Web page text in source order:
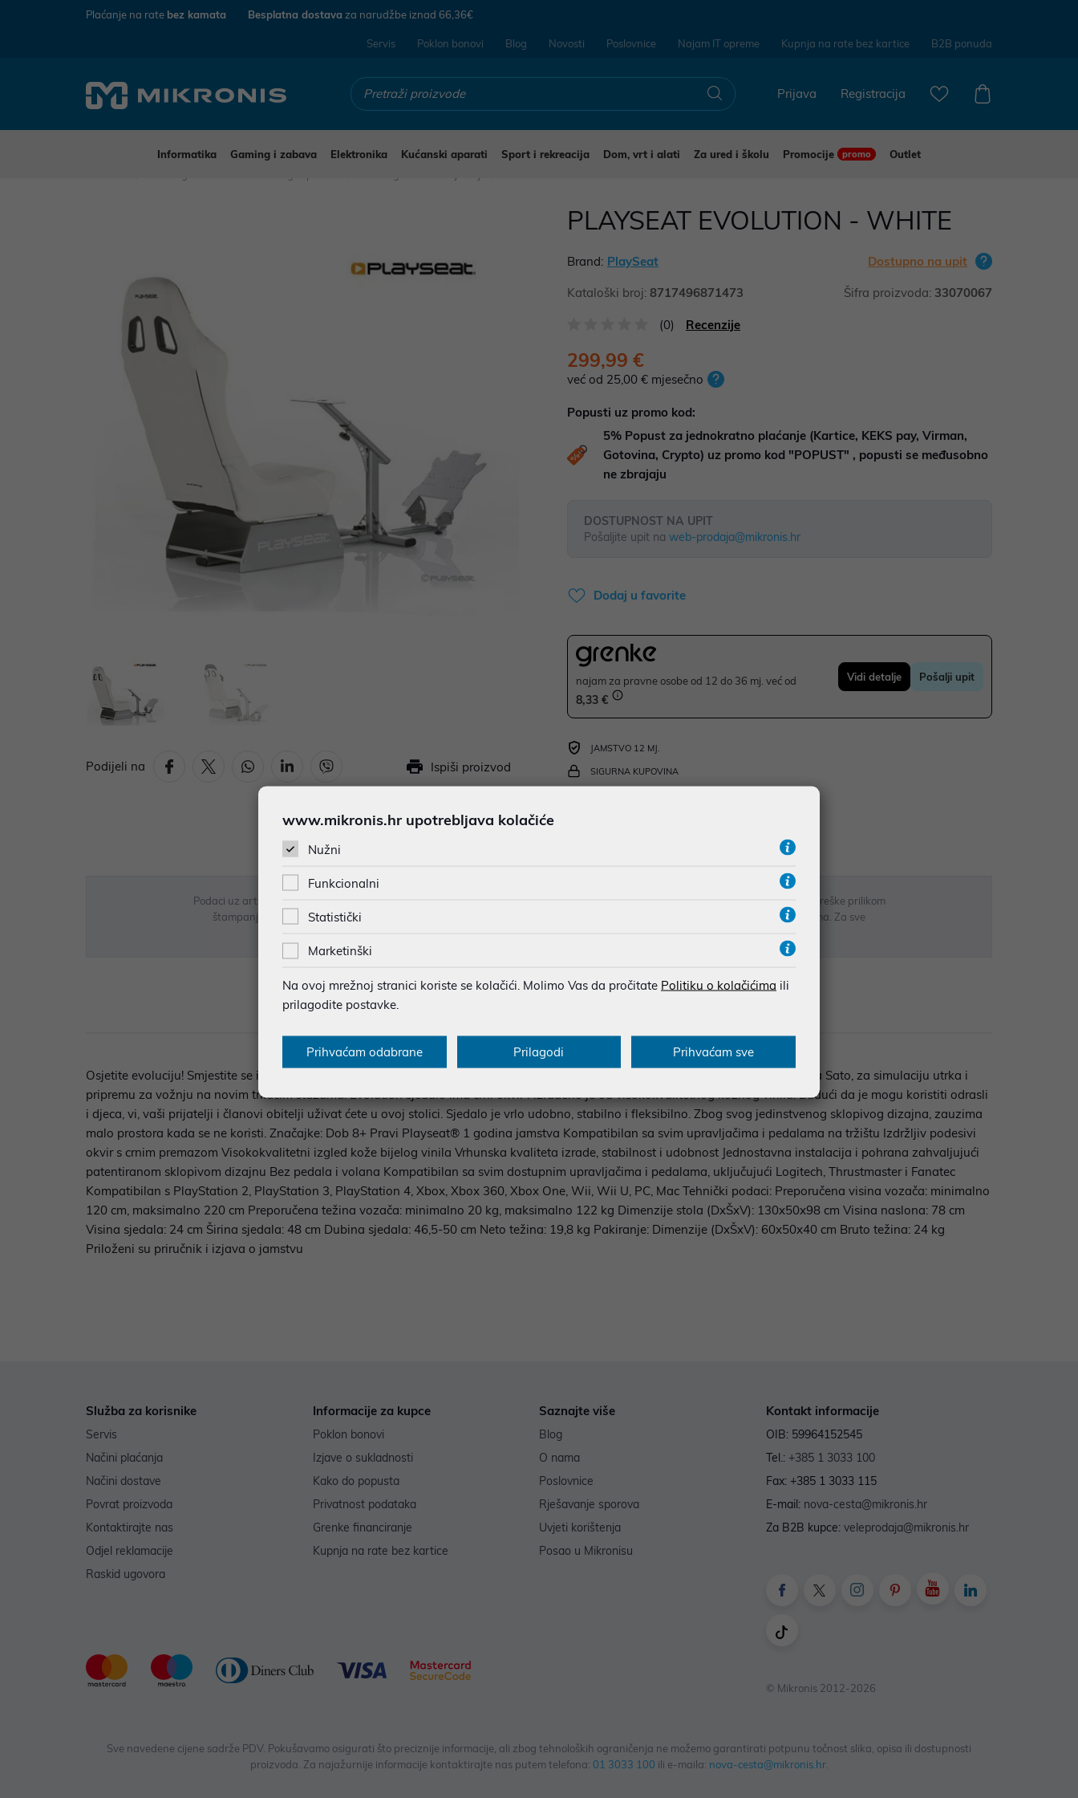
Plaćanje na rate bez kamata Besplatna dostava za narudžbe iznad 66,36€
Servis Poklon bonovi Blog Novosti Poslovnice Najam IT opreme Kupnja na rate bez kartice B2B ponuda
Registracija
Prijava
Informatika Gaming i zabava Elektronika Kućanski aparati Sport i rekreacija Dom, vrt i alati Za ured i školu Promocije promo
Outlet
Podijeli na Ispiši proizvod
PLAYSEAT EVOLUTION - WHITE
Brand: PlaySeat Dostupno na upit
Kataloški broj: 8717496871473 Šifra proizvoda: 33070067
(0) Recenzije
299,99 €
već od 25,00 € mjesečno
Popusti uz promo kod:
5% Popust za jednokratno plaćanje (Kartice, KEKS pay, Virman,
Gotovina, Crypto) uz promo kod "POPUST" , popusti se međusobno
ne zbrajaju
DOSTUPNOST NA UPIT
Pošaljite upit na web-prodaja@mikronis.hr
Dodaj u favorite
najam za pravne osobe od 12 do 36 mj. već od
8,33 €
Vidi detalje Pošalji upit
JAMSTVO 12 MJ.
SIGURNA KUPOVINA
Podaci uz artikle su prezentirani u dobroj namjeri. Mikronis d.o.o. ne odgovara za eventualne pogreške nastale u opisu proizvoda, greške prilikom
štampanja te promjene u dostupnosti i cijene. Slike artikala su ilustrativne prirode te ne moraju u potpunosti odgovarati artiklima. Za sve
Opis
Osjetite evoluciju! Smjestite se i budite brži uz Playseat® Evolution! Stolice Playseat® koriste profesionalni vozači, kao što je Takuma Sato, za simulaciju utrka i
pripremu za vožnju na novim trkaćim stazama. Evolution sjedalo ima crni okvir i izrađeno je od visokokvalitetnog kožnog vinila. Budući da je mogu koristiti odrasli
i djeca, vi, vaši prijatelji i članovi obitelji uživat ćete u ovoj stolici. Sjedalo je vrlo udobno, stabilno i fleksibilno. Zbog svog jedinstvenog sklopivog dizajna, zauzima
malo prostora kada se ne koristi. Značajke: Dob 8+ Pravi Playseat® 1 godina jamstva Kompatibilan sa svim upravljačima i pedalama na tržištu Izdržljiv podesivi
okvir s crnim premazom Visokokvalitetni izgled kože bijelog vinila Vrhunska kvaliteta izrade, stabilnost i udobnost Jednostavna instalacija i pohrana zahvaljujući
patentiranom sklopivom dizajnu Bez pedala i volana Kompatibilan sa svim dostupnim upravljačima i pedalama, uključujući Logitech, Thrustmaster i Fanatec
Kompatibilan s PlayStation 2, PlayStation 3, PlayStation 4, Xbox, Xbox 360, Xbox One, Wii, Wii U, PC, Mac Tehnički podaci: Preporučena visina vozača: minimalno
120 cm, maksimalno 220 cm Preporučena težina vozača: minimalno 20 kg, maksimalno 122 kg Dimenzije stola (DxŠxV): 130x50x98 cm Visina naslona: 78 cm
Visina sjedala: 24 cm Širina sjedala: 48 cm Dubina sjedala: 46,5-50 cm Neto težina: 19,8 kg Pakiranje: Dimenzije (DxŠxV): 60x50x40 cm Bruto težina: 24 kg
Priloženi su priručnik i izjava o jamstvu
Služba za korisnike
Servis
Načini plaćanja
Načini dostave
Povrat proizvoda
Kontaktirajte nas
Odjel reklamacije
Raskid ugovora
Informacije za kupce
Poklon bonovi
Izjave o sukladnosti
Kako do popusta
Privatnost podataka
Grenke financiranje
Kupnja na rate bez kartice
Saznajte više
Blog
O nama
Poslovnice
Rješavanje sporova
Uvjeti korištenja
Posao u Mikronisu
Kontakt informacije
OIB: 59964152545
Tel.: +385 1 3033 100
Fax: +385 1 3033 115
E-mail: nova-cesta@mikronis.hr
Za B2B kupce: veleprodaja@mikronis.hr
© Mikronis 2012-2026
Sve navedene cijene sadrže PDV. Pokušavamo osigurati što preciznije informacije, ali zbog tehnoloških ograničenja ne možemo garantirati potpunu točnost slika, opisa ili dostupnosti
proizvoda. Za najažurnije informacije kontaktirajte nas putem telefona: 01 3033 100 ili e-maila: nova-cesta@mikronis.hr.
www.mikronis.hr upotrebljava kolačiće
Nužni
Funkcionalni
Statistički
Marketinški
Na ovoj mrežnoj stranici koriste se kolačići. Molimo Vas da pročitate Politiku o kolačićima ili
prilagodite postavke.
Prihvaćam odabrane Prilagodi Prihvaćam sve